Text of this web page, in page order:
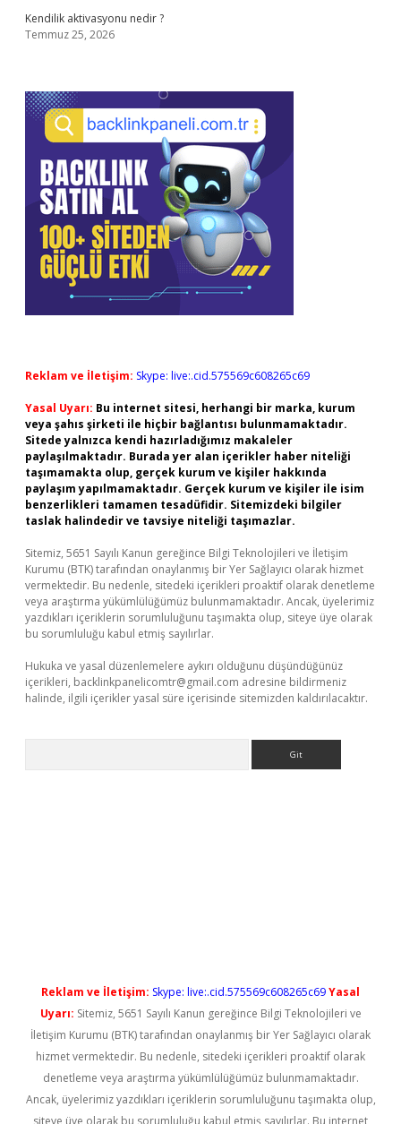
Kendilik aktivasyonu nedir ?
Temmuz 25, 2026
Reklam ve İletişim: Skype: live:.cid.575569c608265c69
Yasal Uyarı: Bu internet sitesi, herhangi bir marka, kurum
veya şahıs şirketi ile hiçbir bağlantısı bulunmamaktadır.
Sitede yalnızca kendi hazırladığımız makaleler
paylaşılmaktadır. Burada yer alan içerikler haber niteliği
taşımamakta olup, gerçek kurum ve kişiler hakkında
paylaşım yapılmamaktadır. Gerçek kurum ve kişiler ile isim
benzerlikleri tamamen tesadüfidir. Sitemizdeki bilgiler
taslak halindedir ve tavsiye niteliği taşımazlar.
Sitemiz, 5651 Sayılı Kanun gereğince Bilgi Teknolojileri ve İletişim
Kurumu (BTK) tarafından onaylanmış bir Yer Sağlayıcı olarak hizmet
vermektedir. Bu nedenle, sitedeki içerikleri proaktif olarak denetleme
veya araştırma yükümlülüğümüz bulunmamaktadır. Ancak, üyelerimiz
yazdıkları içeriklerin sorumluluğunu taşımakta olup, siteye üye olarak
bu sorumluluğu kabul etmiş sayılırlar.
Hukuka ve yasal düzenlemelere aykırı olduğunu düşündüğünüz
içerikleri, backlinkpanelicomtr@gmail.com adresine bildirmeniz
halinde, ilgili içerikler yasal süre içerisinde sitemizden kaldırılacaktır.
Reklam ve İletişim: Skype: live:.cid.575569c608265c69Yasal
Uyarı: Sitemiz, 5651 Sayılı Kanun gereğince Bilgi Teknolojileri ve
İletişim Kurumu (BTK) tarafından onaylanmış bir Yer Sağlayıcı olarak
hizmet vermektedir. Bu nedenle, sitedeki içerikleri proaktif olarak
denetleme veya araştırma yükümlülüğümüz bulunmamaktadır.
Ancak, üyelerimiz yazdıkları içeriklerin sorumluluğunu taşımakta olup,
siteye üye olarak bu sorumluluğu kabul etmiş sayılırlar. Bu internet